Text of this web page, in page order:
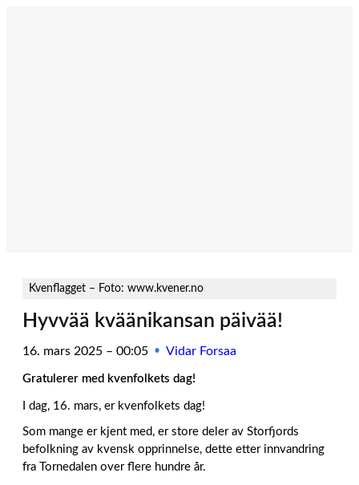
Kvenflagget – Foto: www.kvener.no
Hyvvää kväänikansan päivää!
16. mars 2025 – 00:05 • Vidar Forsaa
Gratulerer med kvenfolkets dag!
I dag, 16. mars, er kvenfolkets dag!
Som mange er kjent med, er store deler av Storfjords
befolkning av kvensk opprinnelse, dette etter innvandring
fra Tornedalen over flere hundre år.